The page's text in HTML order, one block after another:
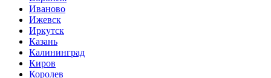
Иваново
Ижевск
Иркутск
Казань
Калининград
Киров
Королев